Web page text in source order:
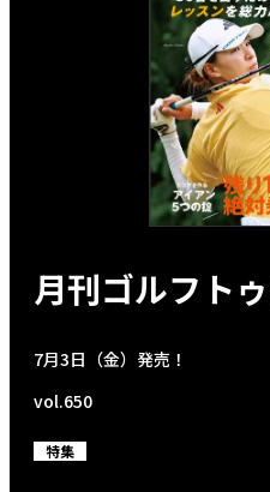
月刊ゴルフト
7月3日（金）発売！
vol.650
特集